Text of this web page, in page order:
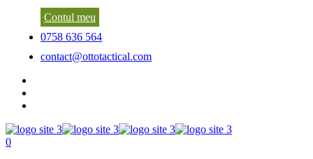
Contul meu
0758 636 564
contact@ottotactical.com
0